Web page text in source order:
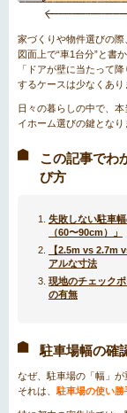
家づくりや物件選びの際
図面上で“車1台分”と書
「ドアが壁に当たって
するケースは少なくあり
日々の暮らしの中で、
イホーム選びの鍵とな
この記事でわ
び方
失敗しない駐車
（60〜90cm）」
【2.5m vs 2.7m
アルな寸法
現地のチェック
の有無
駐車場幅の確
なぜ、駐車場の「幅」が
それは、 駐車場の使い